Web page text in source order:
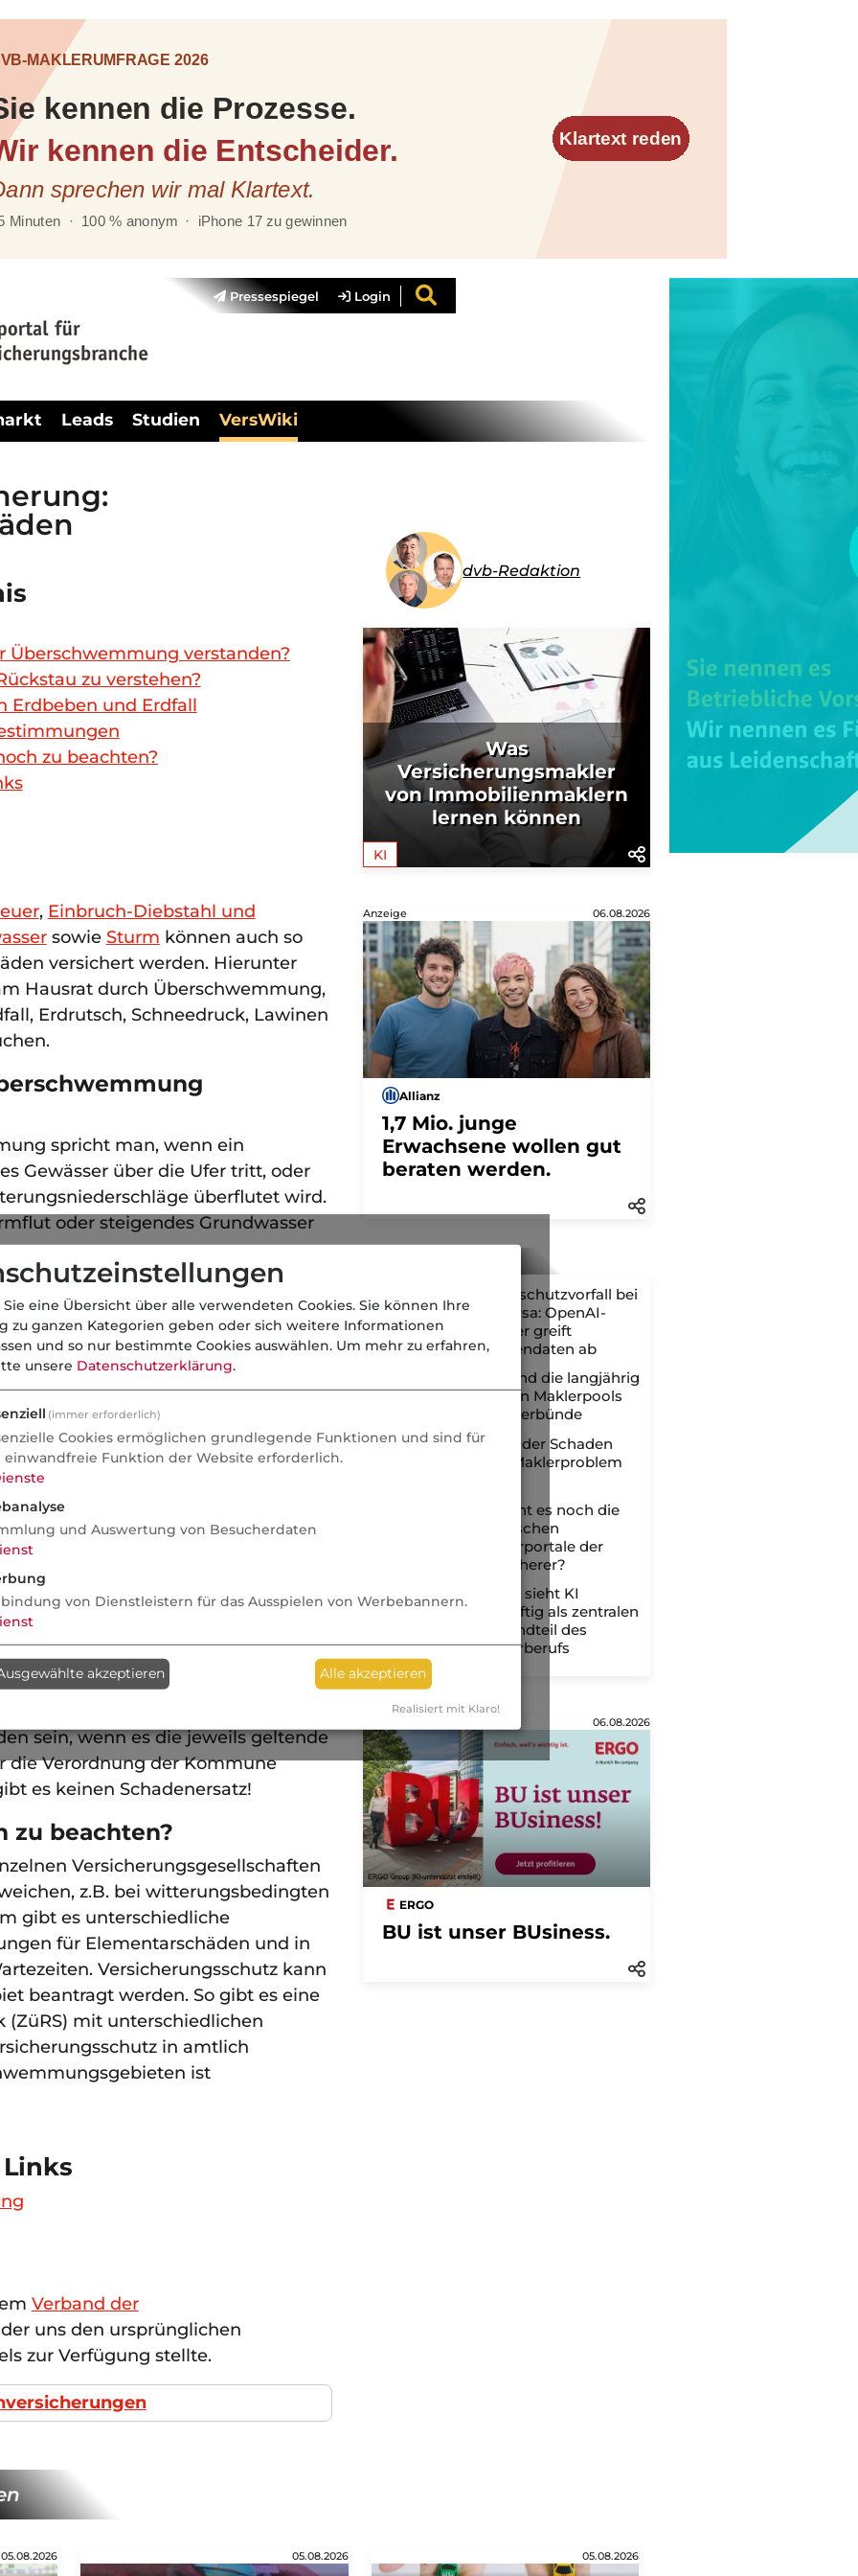
Pressespiegel Login
Leads Studien VersWiki
Überschwemmung verstanden?
zu verstehen?
Erdbeben und Erdfall
zu beachten?
, Einbruch-Diebstahl und
sowie Sturm können auch so
versichert werden. Hierunter
Hausrat durch Überschwemmung,
Erdrutsch, Schneedruck, Lawinen
spricht man, wenn ein
Gewässer über die Ufer tritt, oder
überflutet wird.
oder steigendes Grundwasser
zu verstehen?
oder eine
aus einem Rohrsystem aus,
und Erdfall
geophysikalische Vorgänge im
Erschütterung des
stürzen naturbedingt
In beiden Fällen besteht
und zumutbaren
zu treffen, das gilt
durch Rückstau und
funktionsfähige
sein, wenn es die jeweils geltende
die Verordnung der Kommune
es keinen Schadenersatz!
zu beachten?
Versicherungsgesellschaften
z.B. bei witterungsbedingten
gibt es unterschiedliche
für Elementarschäden und in
Versicherungsschutz kann
beantragt werden. So gibt es eine
mit unterschiedlichen
in amtlich
ist
Verband der
uns den ursprünglichen
zur Verfügung stellte.
dvb-Redaktion
Was
Versicherungsmakler
von Immobilienmaklern
lernen können
KI
Anzeige 06.08.2026
Allianz
1,7 Mio. junge
Erwachsene wollen gut
beraten werden.
Datenschutzvorfall bei
uniVersa: OpenAI-
Crawler greift
Kundendaten ab
Das sind die langjährig
fairsten Maklerpools
und -verbünde
Wenn der Schaden
zum Maklerproblem
Braucht es noch die
klassischen
Maklerportale der
Versicherer?
BDVM sieht KI
zukünftig als zentralen
Bestandteil des
Maklerberufs
06.08.2026
ERGO
BU ist unser BUsiness.
05.08.2026 05.08.2026 05.08.2026
eine Übersicht über alle verwendeten Cookies. Sie können Ihre
zu ganzen Kategorien geben oder sich weitere Informationen
und so nur bestimmte Cookies auswählen. Um mehr zu erfahren,
unsere Datenschutzerklärung.
(immer erforderlich)
Cookies ermöglichen grundlegende Funktionen und sind für
einwandfreie Funktion der Website erforderlich.
und Auswertung von Besucherdaten
von Dienstleistern für das Ausspielen von Werbebannern.
akzeptieren Alle akzeptieren
Realisiert mit Klaro!